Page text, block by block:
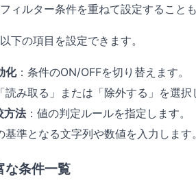
ィルター条件を重ねて設定することも
下の項目を設定できます。
化：条件のON/OFFを切り替えます。
読み取る」または「除外する」を選択
方法：値の判定ルールを指定します。
基準となる文字列や数値を入力します。
な条件一覧